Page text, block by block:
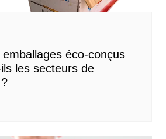
éco-conçus
les secteurs de